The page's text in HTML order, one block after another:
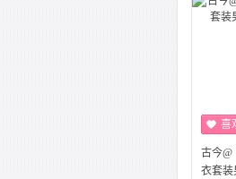
喜
古今@
衣套装